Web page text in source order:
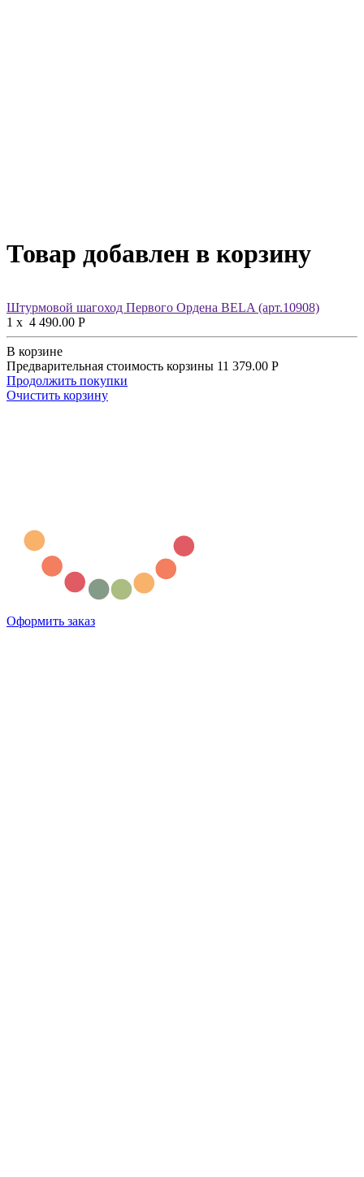
Товар добавлен в корзину
Штурмовой шагоход Первого Ордена BELA (арт.10908)
1 x 4 490.00 Р
В корзине
Предварительная стоимость корзины 11 379.00 Р
Продолжить покупки
Очистить корзину
Оформить заказ